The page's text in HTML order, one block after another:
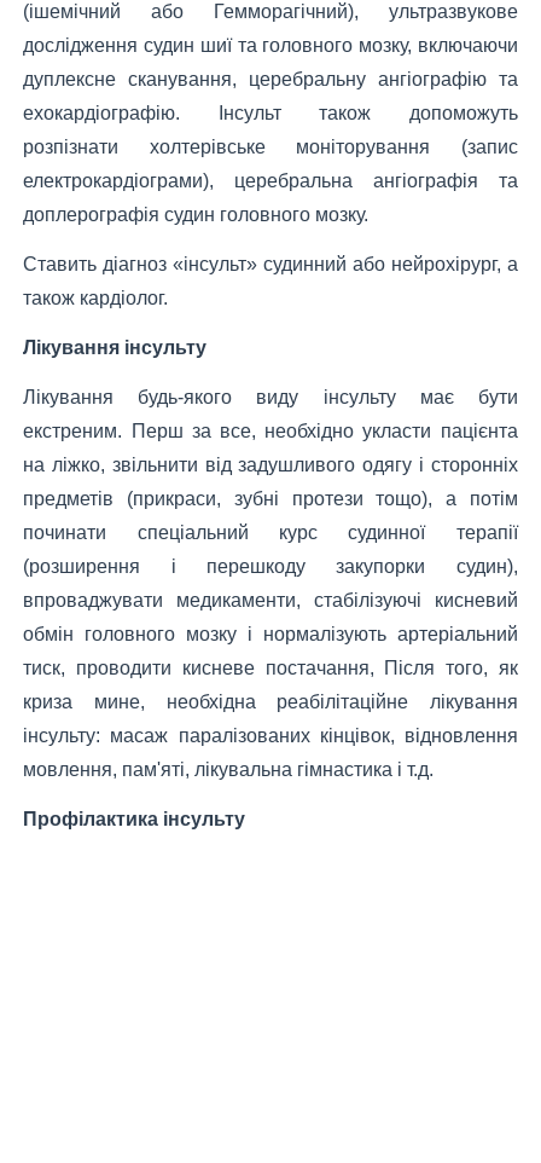
(ішемічний або Гемморагічний), ультразвукове
дослідження судин шиї та головного мозку, включаючи
дуплексне сканування, церебральну ангіографію та
ехокардіографію. Інсульт також допоможуть
розпізнати холтерівське моніторування (запис
електрокардіограми), церебральна ангіографія та
доплерографія судин головного мозку.
Ставить діагноз «інсульт» судинний або нейрохірург, а
також кардіолог.
Лікування інсульту
Лікування будь-якого виду інсульту має бути
екстреним. Перш за все, необхідно укласти пацієнта
на ліжко, звільнити від задушливого одягу і сторонніх
предметів (прикраси, зубні протези тощо), а потім
починати спеціальний курс судинної терапії
(розширення і перешкоду закупорки судин),
впроваджувати медикаменти, стабілізуючі кисневий
обмін головного мозку і нормалізують артеріальний
тиск, проводити кисневе постачання, Після того, як
криза мине, необхідна реабілітаційне лікування
інсульту: масаж паралізованих кінцівок, відновлення
мовлення, пам'яті, лікувальна гімнастика і т.д.
Профілактика інсульту